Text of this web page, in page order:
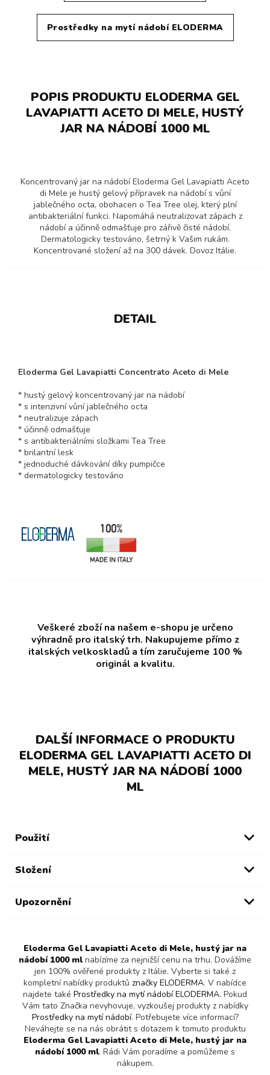
Prostředky na mytí nádobí ELODERMA
POPIS PRODUKTU ELODERMA GEL
LAVAPIATTI ACETO DI MELE, HUSTÝ
JAR NA NÁDOBÍ 1000 ML
Koncentrovaný jar na nádobí Eloderma Gel Lavapiatti Aceto
di Mele je hustý gelový přípravek na nádobí s vůní
jablečného octa, obohacen o Tea Tree olej, který plní
antibakteriální funkci. Napomáhá neutralizovat zápach z
nádobí a účinně odmašťuje pro zářivě čisté nádobí.
Dermatologicky testováno, šetrný k Vašim rukám.
Koncentrované složení až na 300 dávek. Dovoz Itálie.
DETAIL
Eloderma Gel Lavapiatti Concentrato Aceto di Mele
* hustý gelový koncentrovaný jar na nádobí
* s intenzivní vůní jablečného octa
* neutralizuje zápach
* účinně odmašťuje
* s antibakteriálními složkami Tea Tree
* brilantní lesk
* jednoduché dávkování díky pumpičce
* dermatologicky testováno
Veškeré zboží na našem e-shopu je určeno
výhradně pro italský trh. Nakupujeme přímo z
italských velkoskladů a tím zaručujeme 100 %
originál a kvalitu.
DALŠÍ INFORMACE O PRODUKTU
ELODERMA GEL LAVAPIATTI ACETO DI
MELE, HUSTÝ JAR NA NÁDOBÍ 1000
ML
Použití
Složení
Upozornění
Eloderma Gel Lavapiatti Aceto di Mele, hustý jar na
nádobí 1000 ml nabízíme za nejnižší cenu na trhu. Dovážíme
jen 100% ověřené produkty z Itálie. Vyberte si také z
kompletní nabídky produktů značky ELODERMA. V nabídce
najdete také Prostředky na mytí nádobí ELODERMA. Pokud
Vám tato Značka nevyhovuje, vyzkoušej produkty z nabídky
Prostředky na mytí nádobí. Potřebujete více informací?
Neváhejte se na nás obrátit s dotazem k tomuto produktu
Eloderma Gel Lavapiatti Aceto di Mele, hustý jar na
nádobí 1000 ml. Rádi Vám poradíme a pomůžeme s
nákupem.